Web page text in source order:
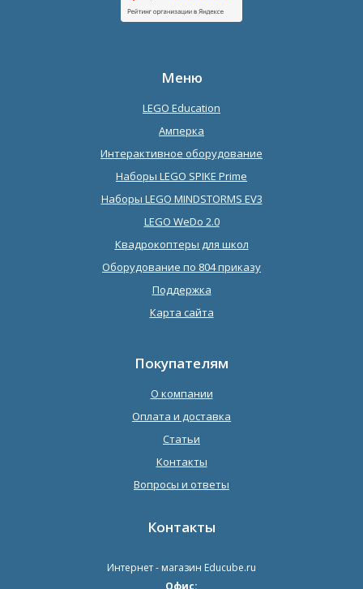
Меню
LEGO Education
Амперка
Интерактивное оборудование
Наборы LEGO SPIKE Prime
Наборы LEGO MINDSTORMS EV3
LEGO WeDo 2.0
Квадрокоптеры для школ
Оборудование по 804 приказу
Поддержка
Карта сайта
Покупателям
О компании
Оплата и доставка
Статьи
Контакты
Вопросы и ответы
Контакты
Интернет - магазин Educube.ru